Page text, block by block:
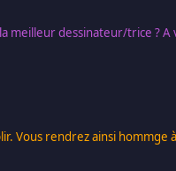
meilleur dessinateur/trice ? A
Vous rendrez ainsi hommge